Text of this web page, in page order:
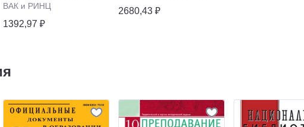
ВАК и РИНЦ
1392,97 ₽
2680,43 ₽